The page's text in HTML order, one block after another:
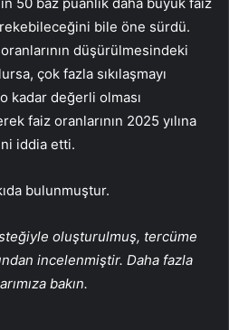
bile öne sürdü.
düşürülmesindeki
çok fazla sıkılaşmayı
kadar değerli olması
faiz oranlarının 2025 yılına
iddia etti.
bulunmuştur.
oluşturulmuş, tercüme
incelenmiştir. Daha fazla
bakın.